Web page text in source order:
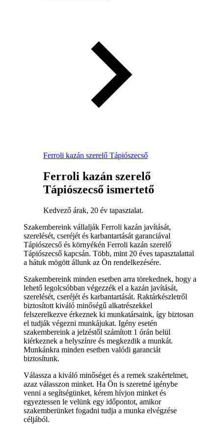
Ferroli kazán szerelő Tápiószecső
Ferroli kazán szerelő
Tápiószecső ismertető
Kedvező árak, 20 év tapasztalat.
Szakembereink vállalják Ferroli kazán javítását,
szerelését, cseréjét és karbantartását garanciával
Tápiószecső és környékén Ferroli kazán szerelő
Tápiószecső kapcsán. Több, mint 20 éves tapasztalattal
a hátuk mögött állunk az Ön rendelkezésére.
Szakembereink minden esetben arra törekednek, hogy a
lehető legolcsóbban végezzék el a kazán javítását,
szerelését, cseréjét és karbantartását. Raktárkészletről
biztosított kiváló minőségű alkatrészekkel
felszerelkezve érkeznek ki munkatársaink, így biztosan
el tudják végezni munkájukat. Igény esetén
szakembereink a jelzéstől számított 1 órán belül
kiérkeznek a helyszínre és megkezdik a munkát.
Munkánkra minden esetben valódi garanciát
biztosítunk.
Válassza a kiváló minőséget és a remek szakértelmet,
azaz válasszon minket. Ha Ön is szeretné igénybe
venni a segítségünket, kérem hívjon minket és
egyeztessen le velünk egy időpontot, amikor
szakemberünket fogadni tudja a munka elvégzése
céljából.